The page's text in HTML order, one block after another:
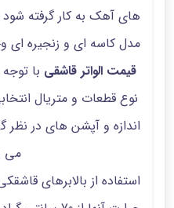
های آهک به کار گرفته
مدل کاسه ای و زنجیره ای
قیمت الواتر قاشقی با
نوع قطعات و متریال
اندازه و آپشن های در
می
استفاده از بالابرهای